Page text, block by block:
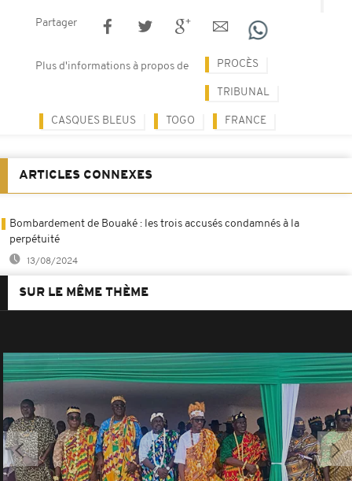
Partager
Plus d'informations à propos de PROCÈS
TRIBUNAL
CASQUES BLEUS TOGO FRANCE
ARTICLES CONNEXES
Bombardement de Bouaké : les trois accusés condamnés à la
perpétuité
13/08/2024
SUR LE MÊME THÈME